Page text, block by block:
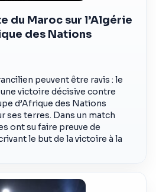
du Maroc sur l’Algérie
des Nations
peuvent être ravis : le
victoire décisive contre
d’Afrique des Nations
ses terres. Dans un match
ont su faire preuve de
le but de la victoire à la